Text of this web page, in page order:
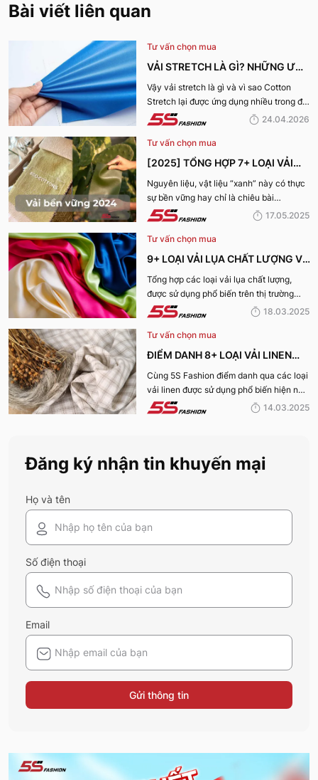
Bài viết liên quan
Tư vấn chọn mua
VẢI STRETCH LÀ GÌ? NHỮNG ƯU
ĐIỂM VÀ ỨNG DỤNG CỦA VẢI
COTTON STRETCH
Vậy vải stretch là gì và vì sao Cotton
Stretch lại được ứng dụng nhiều trong đời
sống? Hãy cùng 5S Fashion tìm hiểu chi
24.04.2026
Tư vấn chọn mua
[2025] TỔNG HỢP 7+ LOẠI VẢI
BỀN VỮNG, THÂN THIỆN VỚI MÔI
TRƯỜNG
Nguyên liệu, vật liệu “xanh” này có thực
sự bền vững hay chỉ là chiêu bài
marketing? Cùng 5S Fashion khám phá
năm 2025 giúp bạn nhìn rõ sự thật phía
sau những chiếc bộ trang phục vừa đẹp
17.05.2025
Tư vấn chọn mua
9+ LOẠI VẢI LỤA CHẤT LƯỢNG VÀ
TỐT NHẤT HIỆN NAY
Tổng hợp các loại vải lụa chất lượng,
được sử dụng phổ biến trên thị trường
hiện nay sẽ được 5S Fashion cung cấp
tìm hiểu nhé!
18.03.2025
Tư vấn chọn mua
ĐIỂM DANH 8+ LOẠI VẢI LINEN
PHỔ BIẾN NHẤT HIỆN NAY
Cùng 5S Fashion điểm danh qua các loại
vải linen được sử dụng phổ biến hiện nay
trên thị trường cũng như ưu nhược điểm
14.03.2025
Đăng ký nhận tin khuyến mại
Họ và tên
Số điện thoại
Email
Gửi thông tin